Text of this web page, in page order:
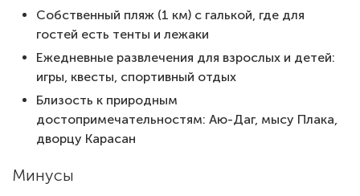
Собственный пляж (1 км) с галькой, где для
гостей есть тенты и лежаки
Ежедневные развлечения для взрослых и детей:
игры, квесты, спортивный отдых
Близость к природным
достопримечательностям: Аю-Даг, мысу Плака,
дворцу Карасан
Минусы